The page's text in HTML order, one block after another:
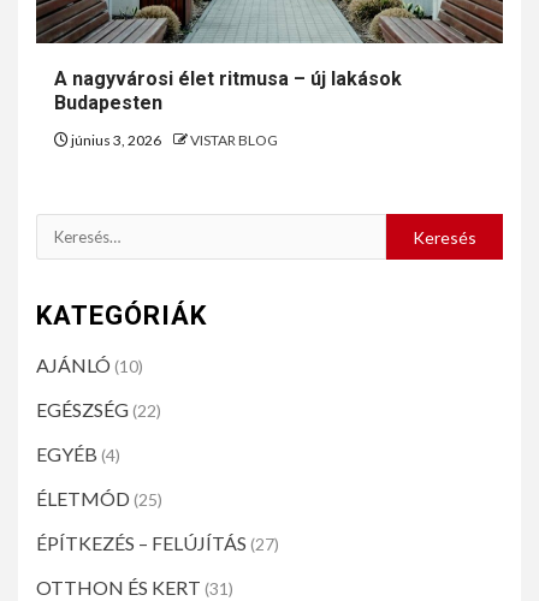
A nagyvárosi élet ritmusa – új lakások
Budapesten
június 3, 2026 VISTAR BLOG
KATEGÓRIÁK
AJÁNLÓ (10)
EGÉSZSÉG(22)
EGYÉB (4)
ÉLETMÓD (25)
ÉPÍTKEZÉS – FELÚJÍTÁS (27)
OTTHON ÉS KERT (31)